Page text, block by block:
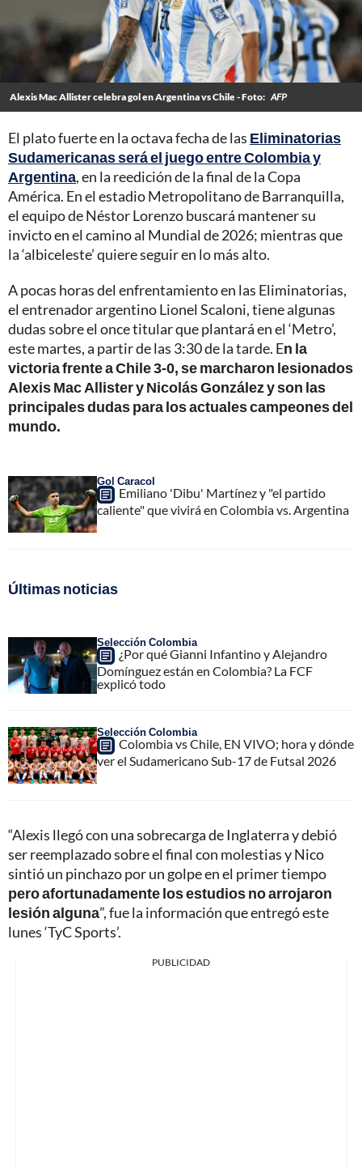
Alexis Mac Allister celebra gol en Argentina vs Chile - Foto: AFP
El plato fuerte en la octava fecha de las Eliminatorias
Sudamericanas será el juego entre Colombia y
Argentina, en la reedición de la final de la Copa
América. En el estadio Metropolitano de Barranquilla,
el equipo de Néstor Lorenzo buscará mantener su
invicto en el camino al Mundial de 2026; mientras que
la ‘albiceleste’ quiere seguir en lo más alto.
A pocas horas del enfrentamiento en las Eliminatorias,
el entrenador argentino Lionel Scaloni, tiene algunas
dudas sobre el once titular que plantará en el ‘Metro’,
este martes, a partir de las 3:30 de la tarde. En la
victoria frente a Chile 3-0, se marcharon lesionados
Alexis Mac Allister y Nicolás González y son las
principales dudas para los actuales campeones del
mundo.
Gol Caracol
Emiliano 'Dibu' Martínez y "el partido
caliente" que vivirá en Colombia vs. Argentina
Últimas noticias
Selección Colombia
¿Por qué Gianni Infantino y Alejandro
Domínguez están en Colombia? La FCF
explicó todo
Selección Colombia
Colombia vs Chile, EN VIVO; hora y dónde
ver el Sudamericano Sub-17 de Futsal 2026
“Alexis llegó con una sobrecarga de Inglaterra y debió
ser reemplazado sobre el final con molestias y Nico
sintió un pinchazo por un golpe en el primer tiempo
pero afortunadamente los estudios no arrojaron
lesión alguna”, fue la información que entregó este
lunes ‘TyC Sports’.
PUBLICIDAD